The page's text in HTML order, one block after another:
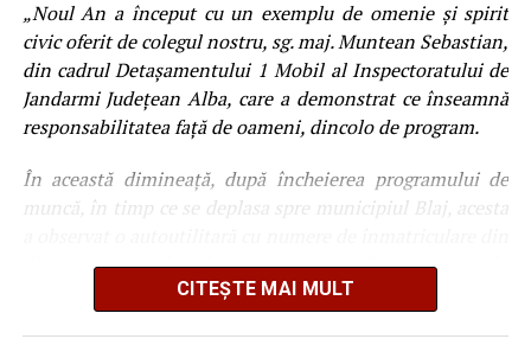
„Noul An a început cu un exemplu de omenie și spirit
civic oferit de colegul nostru, sg. maj. Muntean Sebastian,
din cadrul Detașamentului 1 Mobil al Inspectoratului de
Jandarmi Județean Alba, care a demonstrat ce înseamnă
responsabilitatea față de oameni, dincolo de program.
În această dimineață, după încheierea programului de
muncă, în timp ce se deplasa spre municipiul Blaj, acesta
Slovacia, ieșită în afara părții carosabile și rămasă în
șanț. Fără să ezite, colegul nostru a oprit pentru a acorda
CITEȘTE MAI MULT